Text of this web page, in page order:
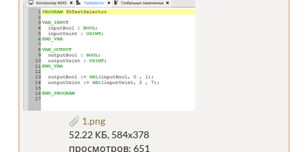
1.png
52.22 КБ, 584x378
просмотров: 651